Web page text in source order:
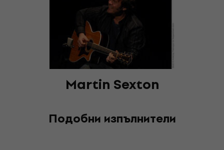
Martin Sexton
Подобни изпълнители